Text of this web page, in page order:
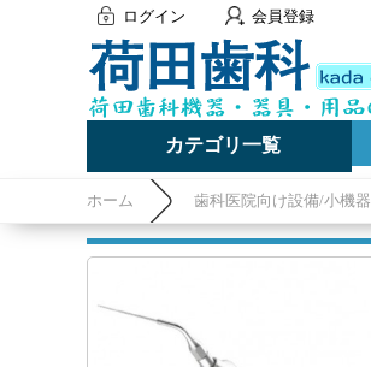
ログイン 会員登録
カテゴリ一覧
ホーム 歯科医院向け設備/小機器